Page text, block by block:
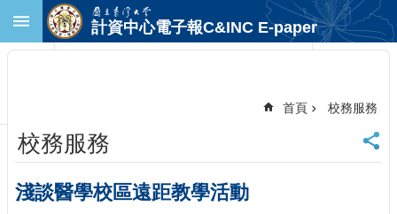
跳到主要內容區塊
首
頁
臺
大
計資中心電子報C&INC E-paper
首頁 校務服務
校務服務
淺談醫學校區遠距教學活動